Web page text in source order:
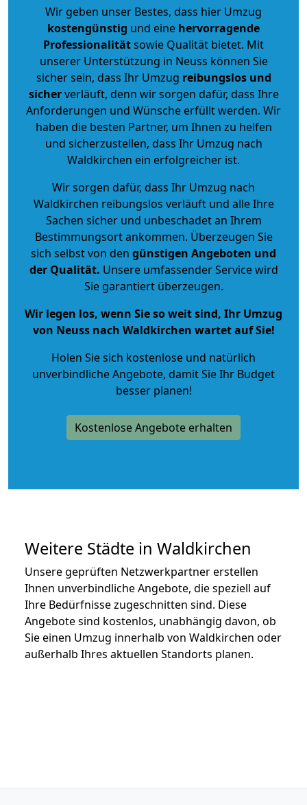
Wir geben unser Bestes, dass hier Umzug
kostengünstig und eine hervorragende
Professionalitätsowie Qualität bietet. Mit
unserer Unterstützung in Neuss können Sie
sicher sein, dass Ihr Umzug reibungslos und
sicherverläuft, denn wir sorgen dafür, dass Ihre
Anforderungen und Wünsche erfüllt werden. Wir
haben die besten Partner, um Ihnen zu helfen
und sicherzustellen, dass Ihr Umzug nach
Waldkirchen ein erfolgreicher ist.
Wir sorgen dafür, dass Ihr Umzug nach
Waldkirchen reibungslos verläuft und alle Ihre
Sachen sicher und unbeschadet an Ihrem
Bestimmungsort ankommen. Überzeugen Sie
sich selbst von den günstigen Angeboten und
der Qualität. Unsere umfassender Service wird
Sie garantiert überzeugen.
Wir legen los, wenn Sie so weit sind, Ihr Umzug
von Neuss nach Waldkirchen wartet auf Sie!
Holen Sie sich kostenlose und natürlich
unverbindliche Angebote, damit Sie Ihr Budget
besser planen!
Kostenlose Angebote erhalten
Weitere Städte in Waldkirchen
Unsere geprüften Netzwerkpartner erstellen
Ihnen unverbindliche Angebote, die speziell auf
Ihre Bedürfnisse zugeschnitten sind. Diese
Angebote sind kostenlos, unabhängig davon, ob
Sie einen Umzug innerhalb von Waldkirchen oder
außerhalb Ihres aktuellen Standorts planen.